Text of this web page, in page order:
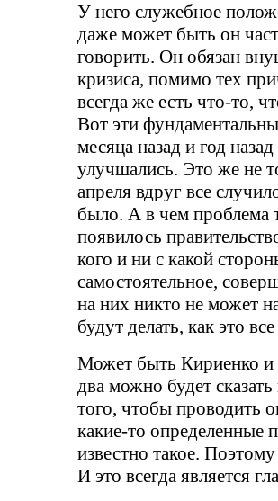
У него служебное
даже может быть он
говорить. Он обязан
кризиса, помимо тех
всегда же есть что-то,
Вот эти
месяца назад и год
улучшались. Это же не
апреля вдруг все
было. А в чем проблема
появилось
кого и ни с какой
самостоятельное,
на них никто не может
будут делать, как это
Может быть Кириенко и
два можно будет сказать
того, чтобы проводить
какие-то определенные
известно такое.
И это всегда является